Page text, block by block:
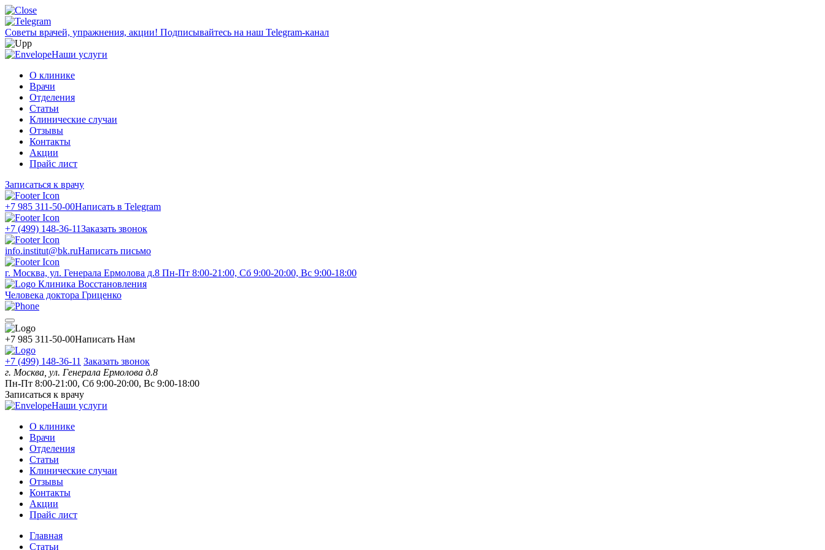
Советы врачей, упражнения, акции! Подписывайтесь на наш Telegram-канал
Наши услуги
О клинике
Врачи
Отделения
Статьи
Клинические случаи
Отзывы
Контакты
Акции
Прайс лист
Записаться к врачу
+7 985 311-50-00Написать в Telegram
+7 (499) 148-36-11Заказать звонок
info.institut@bk.ruНаписать письмо
г. Москва, ул. Генерала Ермолова д.8 Пн-Пт 8:00-21:00, Сб 9:00-20:00, Вс 9:00-18:00
Клиника Восстановления
Человека доктора Гриценко
+7 985 311-50-00Написать Нам
+7 (499) 148-36-11 Заказать звонок
г. Москва, ул. Генерала Ермолова д.8
Пн-Пт 8:00-21:00, Сб 9:00-20:00, Вс 9:00-18:00
Записаться к врачу
Наши услуги
О клинике
Врачи
Отделения
Статьи
Клинические случаи
Отзывы
Контакты
Акции
Прайс лист
Главная
Статьи